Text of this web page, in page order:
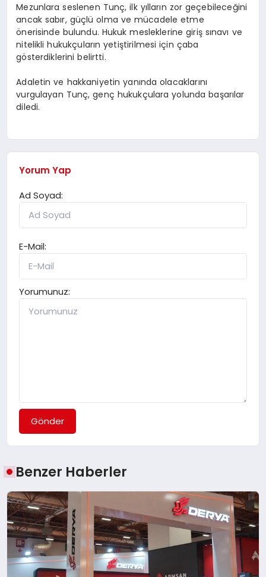
Mezunlara seslenen Tunç, ilk yılların zor geçebileceğini
ancak sabır, güçlü olma ve mücadele etme
önerisinde bulundu. Hukuk mesleklerine giriş sınavı ve
nitelikli hukukçuların yetiştirilmesi için çaba
gösterdiklerini belirtti.
Adaletin ve hakkaniyetin yanında olacaklarını
vurgulayan Tunç, genç hukukçulara yolunda başarılar
diledi.
Yorum Yap
Ad Soyad:
E-Mail:
Yorumunuz:
Gönder
Benzer Haberler